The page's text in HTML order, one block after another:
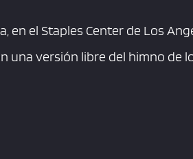
en el Staples Center de Los
una versión libre del himno de